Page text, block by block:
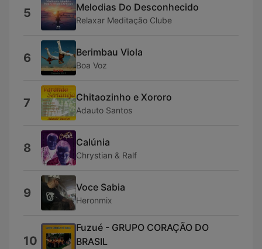
5 Melodias Do Desconhecido
Relaxar Meditação Clube
6 Berimbau Viola
Boa Voz
7 Chitaozinho e Xororo
Adauto Santos
8 Calúnia
Chrystian & Ralf
9 Voce Sabia
Heronmix
10
Fuzué - GRUPO CORAÇÃO DO
BRASIL